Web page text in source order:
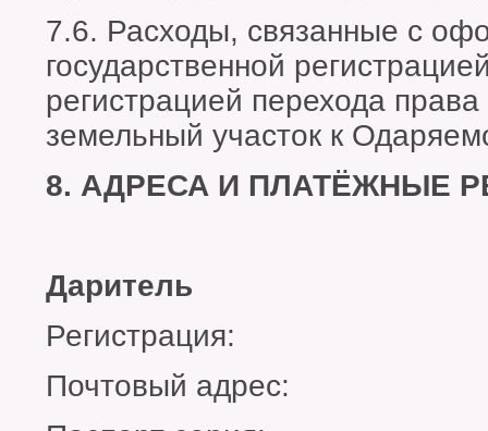
7.6. Расходы, связанные с
государственной
регистрацией перехода
земельный участок к
8. АДРЕСА И ПЛАТЁЖНЫЕ
Даритель
Регистрация:
Почтовый адрес: